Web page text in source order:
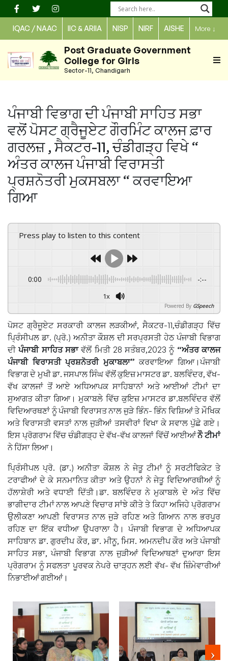
Skip
to
content
IQAC / NAAC IIC & ARIIA NISP NIRF AISHE More ↓
Post Graduate Government
College for Girls
Sector-11, Chandigarh
ਪੰਜਾਬੀ ਵਿਭਾਗ ਦੀ ਪੰਜਾਬੀ ਸਾਹਿਤ ਸਭਾ
ਵਲੋਂ ਪੋਸਟ ਗ੍ਰੈਜੂਏਟ ਗੌਰਮਿੰਟ ਕਾਲਜ ਫ਼ਾਰ
ਗਰਲਜ਼ , ਸੈਕਟਰ-11, ਚੰਡੀਗੜ੍ਹ ਵਿਖੇ “
ਅੰਤਰ ਕਾਲਜ ਪੰਜਾਬੀ ਵਿਰਾਸਤੀ
ਪ੍ਰਸ਼ਨੋਤਰੀ ਮੁਕਸਬਲਾ “ ਕਰਵਾਇਆ
ਗਿਆ
Press play to listen to this content
0:00 -:--
1x
Powered By GSpeech
ਪੋਸਟ ਗ੍ਰੈਜੂਏਟ ਸਰਕਾਰੀ ਕਾਲਜ ਲੜਕੀਆਂ, ਸੈਕਟਰ-11,ਚੰਡੀਗੜ੍ਹ ਵਿੱਚ
ਪ੍ਰਿੰਸੀਪਲ ਡਾ. (ਪ੍ਰੋ.) ਅਨੀਤਾ ਕੌਸ਼ਲ ਦੀ ਸਰਪ੍ਰਸਤੀ ਹੇਠ ਪੰਜਾਬੀ ਵਿਭਾਗ
ਦੀਪੰਜਾਬੀ ਸਾਹਿਤ ਸਭਾਵੱਲੋਂ ਮਿਤੀ 28 ਸਤੰਬਰ,2023 ਨੂੰ “ਅੰਤਰ ਕਾਲਜ
ਪੰਜਾਬੀ ਵਿਰਾਸਤੀ ਪ੍ਰਸ਼ਨੋਤਰੀ ਮੁਕਾਬਲਾ” ਕਰਵਾਇਆ ਗਿਆ।ਪੰਜਾਬੀ
ਵਿਭਾਗ ਦੇ ਮੁਖੀ ਡਾ. ਜਸਪਾਲ ਸਿੰਘ ਵੱਲੋਂ ਕੁਇਜ਼ ਮਾਸਟਰ ਡਾ. ਬਲਵਿੰਦਰ, ਵੱਖ-
ਵੱਖ ਕਾਲਜਾਂ ਤੋਂ ਆਏ ਅਧਿਆਪਕ ਸਾਹਿਬਾਨਾਂ ਅਤੇ ਆਈਆਂ ਟੀਮਾਂ ਦਾ
ਸੁਆਗਤ ਕੀਤਾ ਗਿਆ। ਮੁਕਾਬਲੇ ਵਿੱਚ ਕੁਇਜ਼ ਮਾਸਟਰ ਡਾ.ਬਲਵਿੰਦਰ ਵੱਲੋਂ
ਵਿਦਿਆਰਥਣਾਂ ਨੂੰ ਪੰਜਾਬੀ ਵਿਰਾਸਤ ਨਾਲ ਜੁੜੇ ਭਿੰਨ- ਭਿੰਨ ਵਿਸ਼ਿਆਂ ਤੇ ਮੌਖਿਕ
ਅਤੇ ਵਿਰਾਸਤੀ ਵਸਤਾਂ ਨਾਲ ਜੁੜੀਆਂ ਤਸਵੀਰਾਂ ਵਿਖਾ ਕੇ ਸਵਾਲ ਪੁੱਛੇ ਗਏ।
ਇਸ ਪ੍ਰੋਗਰਾਮ ਵਿੱਚ ਚੰਡੀਗੜ੍ਹ ਦੇ ਵੱਖ-ਵੱਖ ਕਾਲਜਾਂ ਵਿੱਚੋਂ ਆਈਆਂਨੌ ਟੀਮਾਂ
ਨੇ ਹਿੱਸਾ ਲਿਆ।
ਪ੍ਰਿੰਸੀਪਲ ਪ੍ਰੋ. (ਡਾ.) ਅਨੀਤਾ ਕੌਸ਼ਲ ਨੇ ਜੇਤੂ ਟੀਮਾਂ ਨੂੰ ਸਰਟੀਫਿਕੇਟ ਤੇ
ਟਰਾਫੀਆਂ ਦੇ ਕੇ ਸਨਮਾਨਿਤ ਕੀਤਾ ਅਤੇ ਉਹਨਾਂ ਨੇ ਜੇਤੂ ਵਿਦਿਆਰਥੀਆਂ ਨੂੰ
ਹੱਲਾਸ਼ੇਰੀ ਅਤੇ ਵਧਾਈ ਦਿੱਤੀ।ਡਾ. ਬਲਵਿੰਦਰ ਨੇ ਮੁਕਾਬਲੇ ਦੇ ਅੰਤ ਵਿੱਚ
ਭਾਗੀਦਾਰ ਟੀਮਾਂ ਨਾਲ ਆਪਣੇ ਵਿਚਾਰ ਸਾਂਝੇ ਕੀਤੇ ਤੇ ਕਿਹਾ ਅਜਿਹੇ ਪ੍ਰੋਗਰਾਮ
ਉਲੀਕਣਾ ਆਪਣੀ ਵਿਰਾਸਤ ਨਾਲ ਜੁੜੇ ਰਹਿਣ ਅਤੇ ਗਿਆਨ ਨਾਲ ਭਰਪੂਰ
ਰਹਿਣ ਦਾ ਇੱਕ ਵਧੀਆ ਉਪਰਾਲਾ ਹੈ। ਪੰਜਾਬੀ ਵਿਭਾਗ ਦੇ ਅਧਿਆਪਕ
ਸਾਹਿਬਾਨ ਡਾ. ਗੁਰਦੀਪ ਕੌਰ, ਡਾ. ਮੀਨੂ, ਮਿਸ. ਅਮਨਦੀਪ ਕੌਰ ਅਤੇ ਪੰਜਾਬੀ
ਸਾਹਿਤ ਸਭਾ, ਪੰਜਾਬੀ ਵਿਭਾਗ ਨਾਲ ਜੁੜੀਆਂ ਵਿਦਿਆਥਣਾਂ ਦੁਆਰਾ ਇਸ
ਪ੍ਰੋਗਰਾਮ ਨੂੰ ਸਫਲਤਾ ਪੂਰਵਕ ਨੇਪਰੇ ਚਾੜ੍ਹਨ ਲਈ ਵੱਖ- ਵੱਖ ਜ਼ਿੰਮੇਵਾਰੀਆਂ
ਨਿਭਾਈਆਂ ਗਈਆਂ।